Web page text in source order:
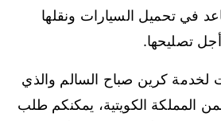
في تحميل السيارات ونقلها
تصليحها.
لخدمة كرين صباح السالم والذي
الكويتية، يمكنكم طلب